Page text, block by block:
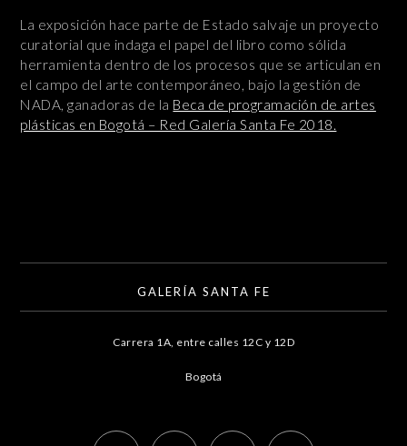
La exposición hace parte de Estado salvaje un proyecto
curatorial que indaga el papel del libro como sólida
herramienta dentro de los procesos que se articulan en
el campo del arte contemporáneo, bajo la gestión de
NADA, ganadoras de la Beca de programación de artes
plásticas en Bogotá – Red Galería Santa Fe 2018.
GALERÍA SANTA FE
Carrera 1A, entre calles 12C y 12D
Bogotá